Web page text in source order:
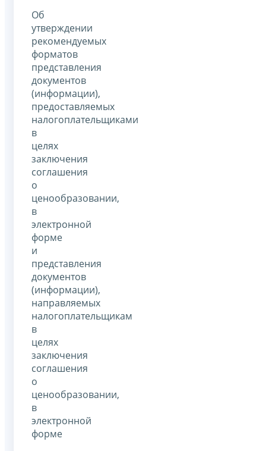
Об
утверждении
рекомендуемых
форматов
представления
документов
(информации),
предоставляемых
налогоплательщиками
в
целях
заключения
соглашения
о
ценообразовании,
в
электронной
форме
и
представления
документов
(информации),
направляемых
налогоплательщикам
в
целях
заключения
соглашения
о
ценообразовании,
в
электронной
форме